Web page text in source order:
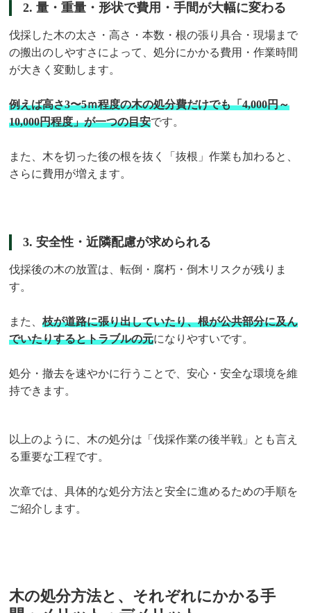
2. 量・重量・形状で費用・手間が大幅に変わる
伐採した木の太さ・高さ・本数・根の張り具合・現場まで
の搬出のしやすさによって、処分にかかる費用・作業時間
が大きく変動します。
例えば高さ3〜5ｍ程度の木の処分費だけでも「4,000円～
10,000円程度」が一つの目安です。
また、木を切った後の根を抜く「抜根」作業も加わると、
さらに費用が増えます。
3. 安全性・近隣配慮が求められる
伐採後の木の放置は、転倒・腐朽・倒木リスクが残りま
す。
また、枝が道路に張り出していたり、根が公共部分に及ん
でいたりするとトラブルの元になりやすいです。
処分・撤去を速やかに行うことで、安心・安全な環境を維
持できます。
以上のように、木の処分は「伐採作業の後半戦」とも言え
る重要な工程です。
次章では、具体的な処分方法と安全に進めるための手順を
ご紹介します。
木の処分方法と、それぞれにかかる手